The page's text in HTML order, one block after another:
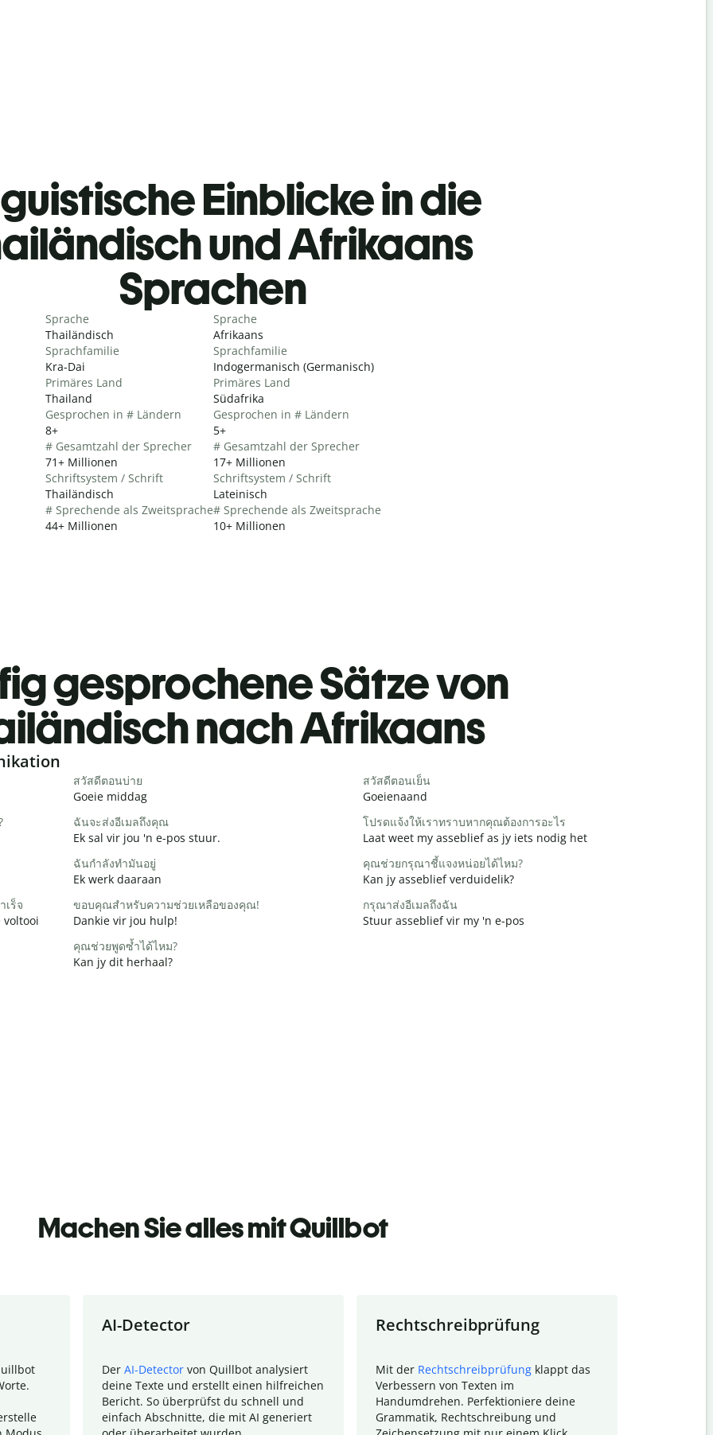
Einblicke in die
und Afrikaans
Sprachen
Sprache
Thailändisch
Sprachfamilie
Kra-Dai
Primäres Land
Thailand
Gesprochen in # Ländern
8+
# Gesamtzahl der Sprecher
71+ Millionen
Schriftsystem / Schrift
Thailändisch
# Sprechende als Zweitsprache
44+ Millionen
Sprache
Afrikaans
Sprachfamilie
Indogermanisch (Germanisch)
Primäres Land
Südafrika
Gesprochen in # Ländern
5+
# Gesamtzahl der Sprecher
17+ Millionen
Schriftsystem / Schrift
Lateinisch
# Sprechende als Zweitsprache
10+ Millionen
gesprochene Sätze von
nach Afrikaans
สวัสดีตอนบ่าย
Goeie middag
สวัสดีตอนเย็น
Goeienaand
ฉันจะส่งอีเมลถึงคุณ
Ek sal vir jou 'n e-pos stuur.
โปรดแจ้งให้เราทราบหากคุณต้องการอะไร
Laat weet my asseblief as jy iets nodig het
ฉันกำลังทำมันอยู่
Ek werk daaraan
คุณช่วยกรุณาชี้แจงหน่อยได้ไหม?
Kan jy asseblief verduidelik?
เร็จ
voltooi
ขอบคุณสำหรับความช่วยเหลือของคุณ!
Dankie vir jou hulp!
กรุณาส่งอีเมลถึงฉัน
Stuur asseblief vir my 'n e-pos
คุณช่วยพูดซ้ำได้ไหม?
Kan jy dit herhaal?
Machen Sie alles mit Quillbot
AI-Detector
Der AI-Detector von Quillbot analysiert
deine Texte und erstellt einen hilfreichen
Bericht. So überprüfst du schnell und
einfach Abschnitte, die mit AI generiert
Rechtschreibprüfung
Mit der Rechtschreibprüfung klappt das
Verbessern von Texten im
Handumdrehen. Perfektioniere deine
Grammatik, Rechtschreibung und